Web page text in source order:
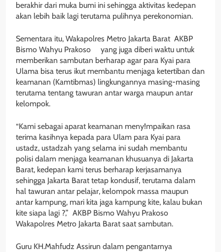
berakhir dari muka bumi ini sehingga aktivitas kedepan
akan lebih baik lagi terutama pulihnya perekonomian.
Sementara itu, Wakapolres Metro Jakarta Barat AKBP
Bismo Wahyu Prakoso yang juga diberi waktu untuk
memberikan sambutan berharap agar para Kyai para
Ulama bisa terus ikut membantu menjaga ketertiban dan
keamanan (Kamtibmas) lingkungannya masing-masing
terutama tentang tawuran antar warga maupun antar
kelompok.
“Kami sebagai aparat keamanan meny!mpaikan rasa
terima kasihnya kepada para Ulam para Kyai para
ustadz, ustadzah yang selama ini sudah membantu
polisi dalam menjaga keamanan khusuanya di Jakarta
Barat, kedepan kami terus berharap kerjasamanya
sehingga Jakarta Barat tetap kondusif, terutama dalam
hal tawuran antar pelajar, kelompok massa maupun
antar kampung, mari kita jaga kampung kite, kalau bukan
kite siapa lagi ?,” AKBP Bismo Wahyu Prakoso
Wakapolres Metro Jakarta Barat saat sambutan.
Guru KH.Mahfudz Assirun dalam pengantarnya